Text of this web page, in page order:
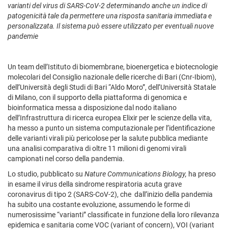
varianti del virus di SARS-CoV-2 determinando anche un indice di
patogenicità tale da permettere una risposta sanitaria immediata e
personalizzata. Il sistema può essere utilizzato per eventuali nuove
pandemie
Un team dell’Istituto di biomembrane, bioenergetica e biotecnologie
molecolari del Consiglio nazionale delle ricerche di Bari (Cnr-Ibiom),
dell’Università degli Studi di Bari “Aldo Moro”, dell’Università Statale
di Milano, con il supporto della piattaforma di genomica e
bioinformatica messa a disposizione dal nodo italiano
dell’Infrastruttura di ricerca europea Elixir per le scienze della vita,
ha messo a punto un sistema computazionale per l’identificazione
delle varianti virali più pericolose per la salute pubblica mediante
una analisi comparativa di oltre 11 milioni di genomi virali
campionati nel corso della pandemia.
Lo studio, pubblicato su Nature Communications Biology, ha preso
in esame il virus della sindrome respiratoria acuta grave
coronavirus di tipo 2 (SARS-CoV-2), che dall’inizio della pandemia
ha subito una costante evoluzione, assumendo le forme di
numerosissime “varianti” classificate in funzione della loro rilevanza
epidemica e sanitaria come VOC (variant of concern), VOI (variant